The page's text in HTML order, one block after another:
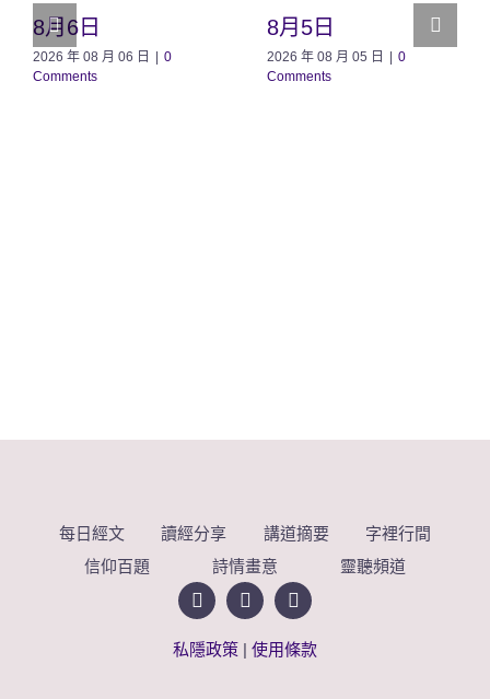
8月6日
2026 年 08 月 06 日 | 0
Comments
8月5日
2026 年 08 月 05 日 | 0
Comments
每日經文 讀經分享 講道摘要
字裡行間
信仰百題
詩情畫意 靈聽頻道
私隱政策 | 使用條款